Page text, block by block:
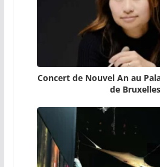
Concert de Nouvel An au
de Bruxelles